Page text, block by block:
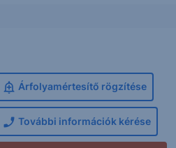
Árfolyamértesítő rögzítése
További információk kérése